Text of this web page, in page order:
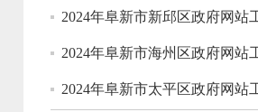
2024年阜新市新邱区政府网站
2024年阜新市海州区政府网站
2024年阜新市太平区政府网站